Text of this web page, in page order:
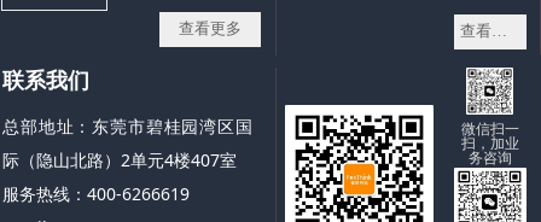
联系我们
总部地址：东莞市碧桂园湾区国
际（隐山北路）2单元4楼407室
服务热线：400-6266619
查看更多 查看更多
微信扫一
扫，加业
务咨询